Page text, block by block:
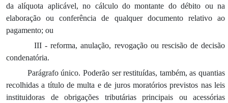
da alíquota aplicável, no cálculo do montante do débito ou na
elaboração ou conferência de qualquer documento relativo ao
pagamento; ou
III - reforma, anulação, revogação ou rescisão de decisão
condenatória.
Parágrafo único. Poderão ser restituídas, também, as quantias
recolhidas a título de multa e de juros moratórios previstos nas leis
instituidoras de obrigações tributárias principais ou acessórias